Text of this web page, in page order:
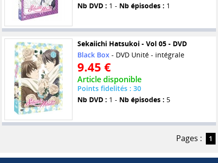
Nb DVD : 1 - Nb épisodes : 1
Sekaiichi Hatsukoi - Vol 05 - DVD
Black Box- DVD Unité - intégrale
9.45 €
Article disponible
Points fidelités : 30
Nb DVD : 1 - Nb épisodes : 5
Pages : 1